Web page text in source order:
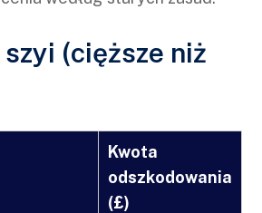
(cięższe niż
Kwota
odszkodowania
(£)